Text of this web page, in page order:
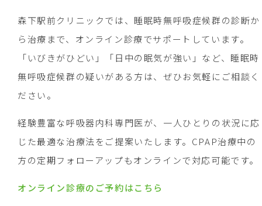
森下駅前クリニックでは、睡眠時無呼吸症候群の診断か
ら治療まで、オンライン診療でサポートしています。
「いびきがひどい」「日中の眠気が強い」など、睡眠時
無呼吸症候群の疑いがある方は、ぜひお気軽にご相談く
ださい。
経験豊富な呼吸器内科専門医が、一人ひとりの状況に応
じた最適な治療法をご提案いたします。CPAP治療中の
方の定期フォローアップもオンラインで対応可能です。
オンライン診療のご予約はこちら